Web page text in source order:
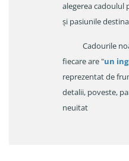
alegerea cadoulul
și pasiunile
Cadourile
fiecare are "un
reprezentat de
detalii, poveste,
neuitat